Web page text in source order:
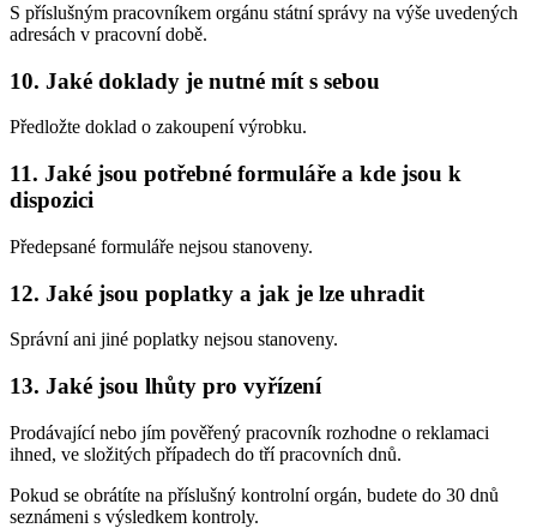
S příslušným pracovníkem orgánu státní správy na výše uvedených
adresách v pracovní době.
10. Jaké doklady je nutné mít s sebou
Předložte doklad o zakoupení výrobku.
11. Jaké jsou potřebné formuláře a kde jsou k
dispozici
Předepsané formuláře nejsou stanoveny.
12. Jaké jsou poplatky a jak je lze uhradit
Správní ani jiné poplatky nejsou stanoveny.
13. Jaké jsou lhůty pro vyřízení
Prodávající nebo jím pověřený pracovník rozhodne o reklamaci
ihned, ve složitých případech do tří pracovních dnů.
Pokud se obrátíte na příslušný kontrolní orgán, budete do 30 dnů
seznámeni s výsledkem kontroly.